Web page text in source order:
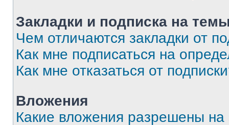
Закладки и подписка на
Чем отличаются закладки от
Как мне подписаться на
Как мне отказаться от
Вложения
Какие вложения разрешены